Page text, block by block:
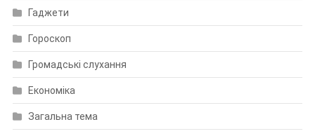
Гаджети
Гороскоп
Громадські слухання
Економіка
Загальна тема